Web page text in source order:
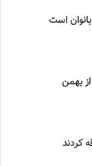
است
بهمن
کردند